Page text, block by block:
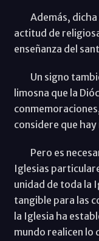
Además, dicha
actitud de
enseñanza del
Un signo
limosna que la
considere que
Pero es
Iglesias
unidad de toda la
tangible para las
la Iglesia ha
mundo realicen lo